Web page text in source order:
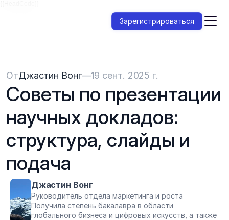
Зарегистрироваться
ОтДжастин Вонг—19 сент. 2025 г.
Советы по презентации
научных докладов:
структура, слайды и
подача
Джастин Вонг
Руководитель отдела маркетинга и роста
Получила степень бакалавра в области
глобального бизнеса и цифровых искусств, а также